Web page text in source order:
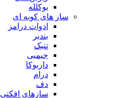
یوکلله
ساز های کوبه ای
ادوات درامز
بندیر
تنبک
جیمبی
داربوکا
درام
دف
سازهای افکتی